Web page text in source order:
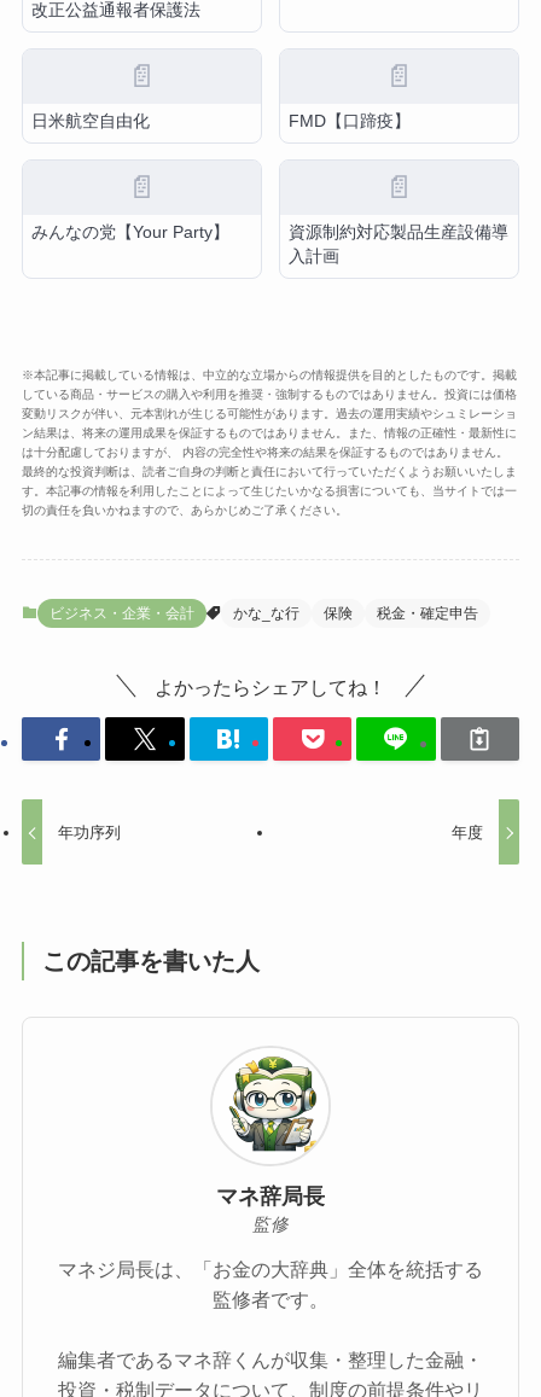
改正公益通報者保護法
📄
日米航空自由化
📄
FMD【口蹄疫】
📄
みんなの党【Your Party】
📄
資源制約対応製品生産設備導
入計画
※本記事に掲載している情報は、中立的な立場からの情報提供を目的としたものです。掲載
している商品・サービスの購入や利用を推奨・強制するものではありません。投資には価格
変動リスクが伴い、元本割れが生じる可能性があります。過去の運用実績やシュミレーショ
ン結果は、将来の運用成果を保証するものではありません。また、情報の正確性・最新性に
は十分配慮しておりますが、 内容の完全性や将来の結果を保証するものではありません。
最終的な投資判断は、読者ご自身の判断と責任において行っていただくようお願いいたしま
す。本記事の情報を利用したことによって生じたいかなる損害についても、当サイトでは一
切の責任を負いかねますので、あらかじめご了承ください。
ビジネス・企業・会計 かな_な行 保険 税金・確定申告
よかったらシェアしてね！
年功序列 年度
この記事を書いた人
マネ辞局長
監修
マネジ局長は、「お金の大辞典」全体を統括する
監修者です。
編集者であるマネ辞くんが収集・整理した金融・
投資・税制データについて、制度の前提条件やリ